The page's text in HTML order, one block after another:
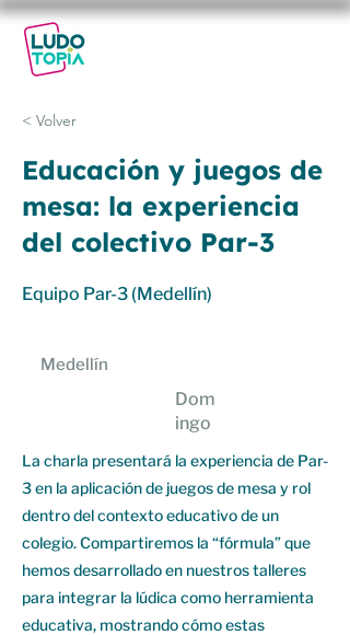
< Volver
Educación y juegos de
mesa: la experiencia
del colectivo Par-3
Equipo Par-3 (Medellín)
Medellín
Dom
ingo
La charla presentará la experiencia de Par-
3 en la aplicación de juegos de mesa y rol
dentro del contexto educativo de un
colegio. Compartiremos la “fórmula” que
hemos desarrollado en nuestros talleres
para integrar la lúdica como herramienta
educativa, mostrando cómo estas